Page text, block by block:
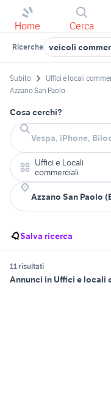
Home Cerca
Ricerche veicoli
Subito Uffici e locali
Azzano San Paolo
Cosa cerchi?
Uffici e Locali
commerciali
Salva ricerca
11 risultati
Annunci in Uffici e locali